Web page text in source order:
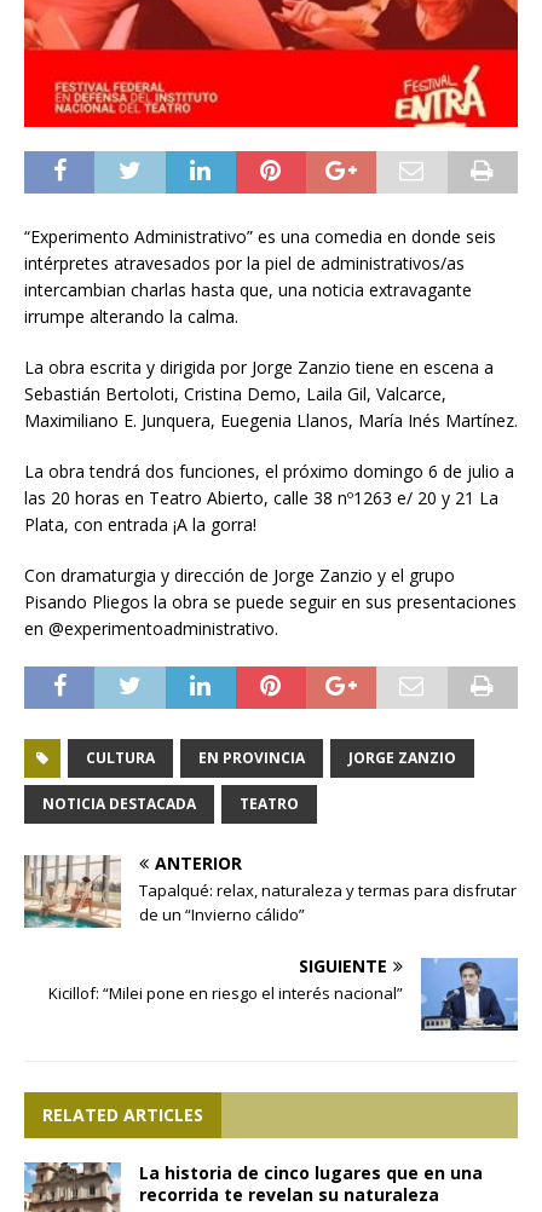
“Experimento Administrativo” es una comedia en donde seis
intérpretes atravesados por la piel de administrativos/as
intercambian charlas hasta que, una noticia extravagante
irrumpe alterando la calma.
La obra escrita y dirigida por Jorge Zanzio tiene en escena a
Sebastián Bertoloti, Cristina Demo, Laila Gil, Valcarce,
Maximiliano E. Junquera, Euegenia Llanos, María Inés Martínez.
La obra tendrá dos funciones, el próximo domingo 6 de julio a
las 20 horas en Teatro Abierto, calle 38 nº1263 e/ 20 y 21 La
Plata, con entrada ¡A la gorra!
Con dramaturgia y dirección de Jorge Zanzio y el grupo
Pisando Pliegos la obra se puede seguir en sus presentaciones
en @experimentoadministrativo.
CULTURA EN PROVINCIA JORGE ZANZIO
NOTICIA DESTACADA TEATRO
ANTERIOR
Tapalqué: relax, naturaleza y termas para disfrutar
de un “Invierno cálido”
SIGUIENTE
Kicillof: “Milei pone en riesgo el interés nacional”
RELATED ARTICLES
La historia de cinco lugares que en una
recorrida te revelan su naturaleza